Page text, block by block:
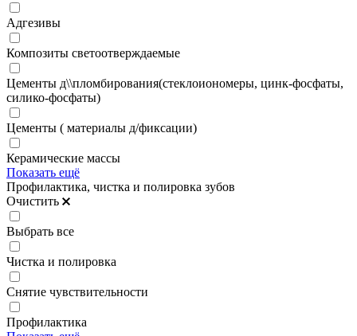
Адгезивы
Композиты светоотверждаемые
Цементы д\\пломбирования(стеклоиономеры, цинк-фосфаты,
силико-фосфаты)
Цементы ( материалы д/фиксации)
Керамические массы
Показать ещё
Профилактика, чистка и полировка зубов
Очистить
Выбрать все
Чистка и полировка
Снятие чувствительности
Профилактика